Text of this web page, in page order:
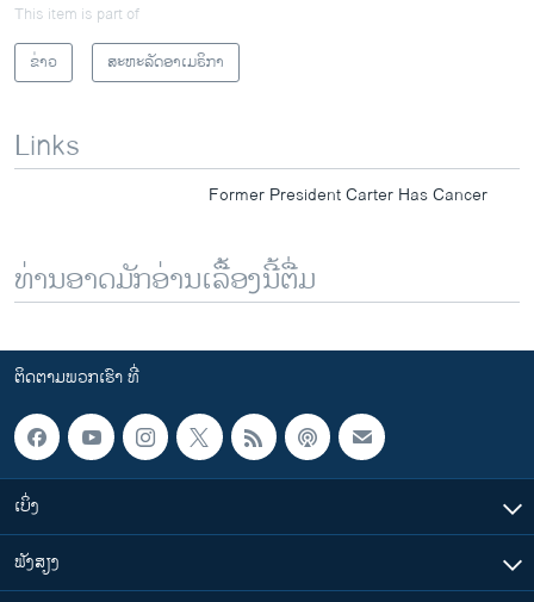
This item is part of
ຂ່າວ
ສະຫະລັດອາເມຣິກາ
Links
Former President Carter Has Cancer
ທ່ານອາດມັກອ່ານເລື້ອງນີ້ຕື່ມ
ຕິດຕາມພວກເຮົາ ທີ່
ເບິ່ງ
ຟັງສຽງ